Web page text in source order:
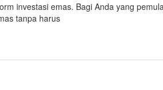
investasi emas. Bagi Anda yang
tanpa harus